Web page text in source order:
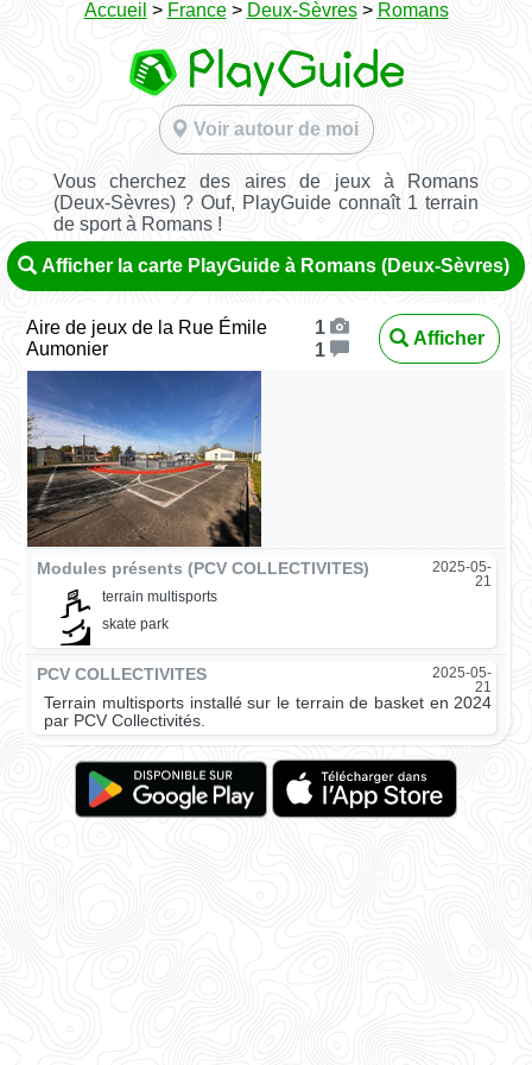
Accueil > France> Deux-Sèvres> Romans
Voir autour de moi
Vous cherchez des aires de jeux à Romans
(Deux-Sèvres) ? Ouf, PlayGuide connaît 1 terrain
de sport à Romans !
Afficher la carte PlayGuide à Romans (Deux-Sèvres)
Aire de jeux de la Rue Émile
Aumonier
1
1
Afficher
Modules présents (PCV COLLECTIVITES)
2025-05-
21
terrain multisports
skate park
PCV COLLECTIVITES
2025-05-
21
Terrain multisports installé sur le terrain de basket en 2024
par PCV Collectivités.